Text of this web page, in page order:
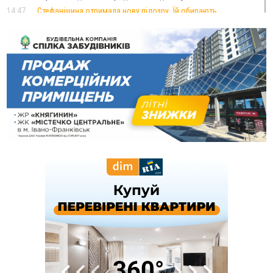
14:47
Стефанішина отримала нову підозру. Їй обирають
14:02
«Пілот з Лондона» видурив у жительки Коломийщини
майже 64 тисячі гривень
13:13
У четвер на Прикарпатті очікується сильна спека до 39°
13:00
На Снятинщині спіймали чоловіка, який зливав з цистерни
у полі невідому речовину
12:29
У МОЗ змінили підхід до госпіталізації та оновили правила
роботи стаціонарів
12:07
На межі Прикарпаття і Тернопільщини невідомі засипали
У Франківську та Яремче зафіксували нові температурні
Росія вдарила по Харкову "Бандероллю": є постраждалі,
пошкоджено цивільне підприємство
Верховний суд повернув державі 1,5 га лісу із трьома
ставками в Івано-Франківській громаді
На Каскаді замість веж планують зробити сквер з
дитмайданчиком